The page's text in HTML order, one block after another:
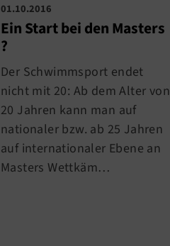
01.10.2016
Ein Start bei den Masters
?
Der Schwimmsport endet
nicht mit 20: Ab dem Alter von
20 Jahren kann man auf
nationaler bzw. ab 25 Jahren
auf internationaler Ebene an
Masters Wettkäm…